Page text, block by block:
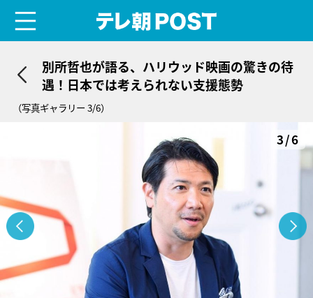
別所哲也が語る、ハリウッド映画の驚きの待
遇！日本では考えられない支援態勢
（写真ギャラリー 3/6）
3/6